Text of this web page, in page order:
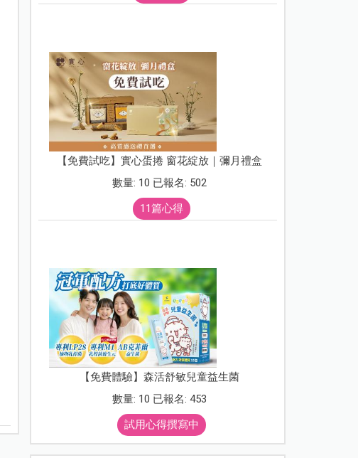
【免費試吃】實心蛋捲 窗花綻放｜彌月禮盒
數量: 10 已報名: 502
11篇心得
【免費體驗】森活舒敏兒童益生菌
數量: 10 已報名: 453
試用心得撰寫中